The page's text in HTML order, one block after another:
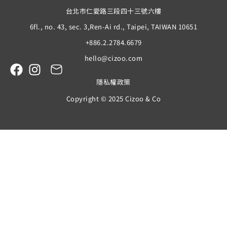
台北市仁愛路三段四十三號六樓
6fl., no. 43, sec. 3,Ren-Ai rd., Taipei, TAIWAN 10651
+886.2.2784.6679
hello@cizoo.com
隱私權政策
Copyright © 2025 Cizoo & Co